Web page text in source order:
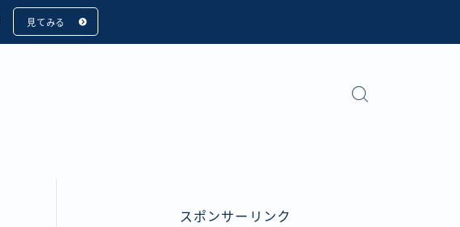
見てみる
スポンサーリンク